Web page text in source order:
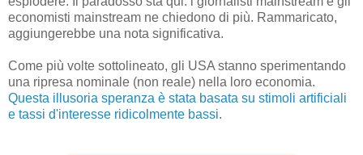
economisti mainstream ne chiedono di più. Rammaricato,
aggiungerebbe una nota significativa.
Come più volte sottolineato, gli USA stanno sperimentando
una ripresa nominale (non reale) nella loro economia.
Questa illusoria speranza è stata basata su stimoli artificiali
e tassi d'interesse ridicolmente bassi.